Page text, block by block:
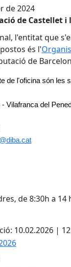
de 2024
de Castellet i
l'entitat que
és l'
de
de l'oficina són les
- Vilafranca del
de 8:30h a 14
10.02.2026 |